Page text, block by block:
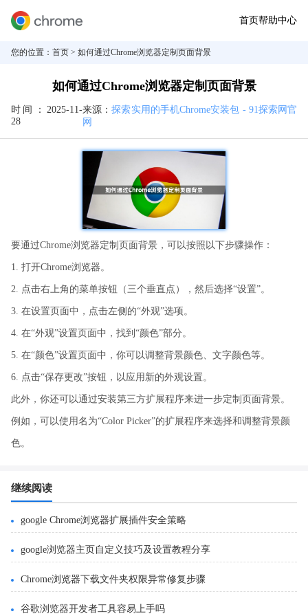
首页帮助中心
您的位置： 首页 > 如何通过Chrome浏览器定制页面背景
如何通过Chrome浏览器定制页面背景
时间： 2025-11-
28
来源：探索实用的手机Chrome安装包 - 91探索网官
网
要通过Chrome浏览器定制页面背景，可以按照以下步骤操作：
1. 打开Chrome浏览器。
2. 点击右上角的菜单按钮（三个垂直点），然后选择“设置”。
3. 在设置页面中，点击左侧的“外观”选项。
4. 在“外观”设置页面中，找到“颜色”部分。
5. 在“颜色”设置页面中，你可以调整背景颜色、文字颜色等。
6. 点击“保存更改”按钮，以应用新的外观设置。
此外，你还可以通过安装第三方扩展程序来进一步定制页面背景。
例如，可以使用名为“Color Picker”的扩展程序来选择和调整背景颜
色。
继续阅读
google Chrome浏览器扩展插件安全策略
google浏览器主页自定义技巧及设置教程分享
Chrome浏览器下载文件夹权限异常修复步骤
谷歌浏览器开发者工具容易上手吗